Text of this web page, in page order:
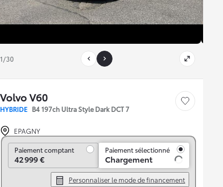
1/30
Volvo V60
HYBRIDE B4 197ch Ultra Style Dark DCT 7
Sauvegarder le
EPAGNY
Paiement comptant
Paiement comptant
42 999 €
Paiement sélectionné
Chargement
Personnaliser le mode de financement